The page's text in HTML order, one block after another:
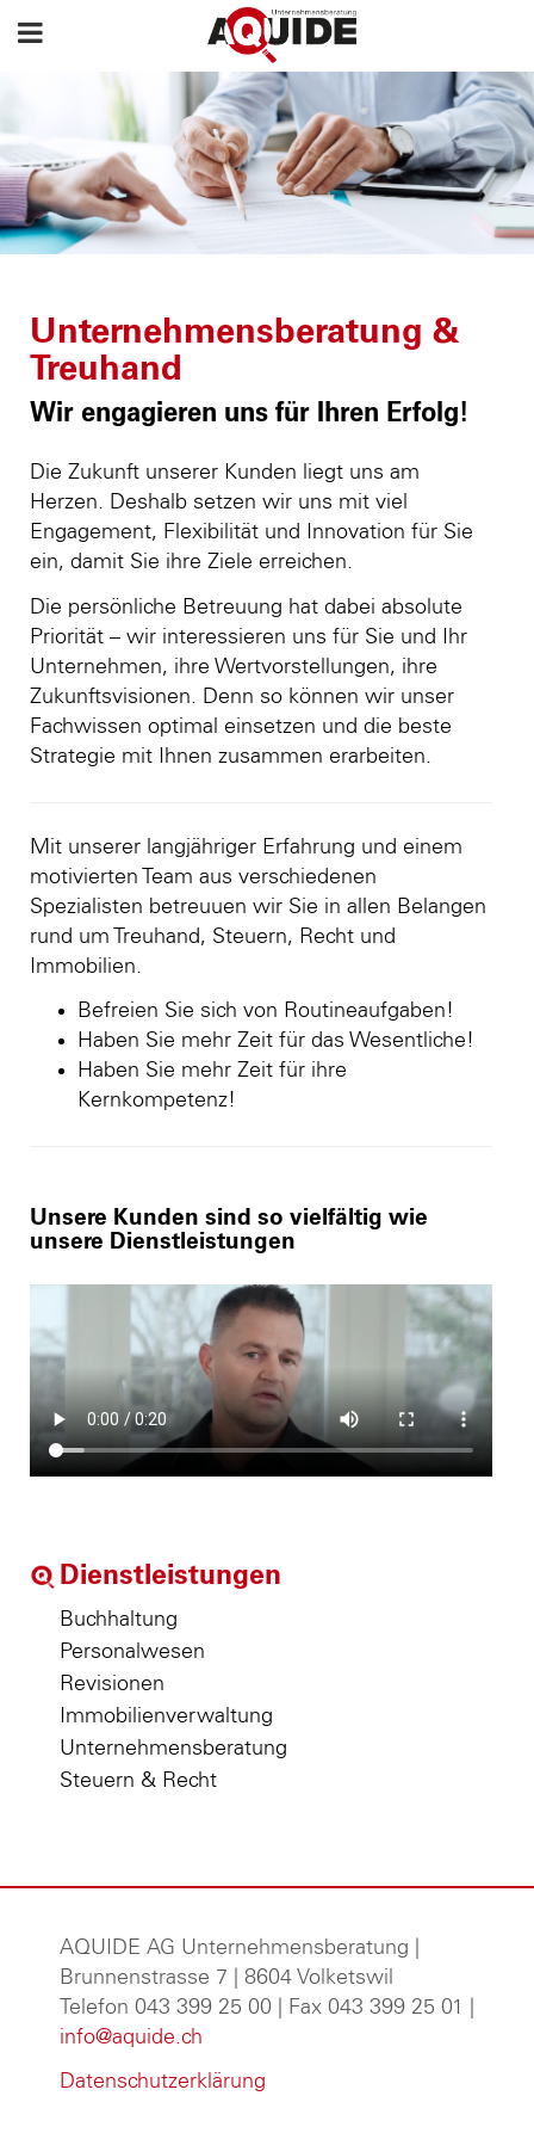
Unternehmensberatung &
Treuhand
Wir engagieren uns für Ihren Erfolg!
Die Zukunft unserer Kunden liegt uns am
Herzen. Deshalb setzen wir uns mit viel
Engagement, Flexibilität und Innovation für Sie
ein, damit Sie ihre Ziele erreichen.
Die persönliche Betreuung hat dabei absolute
Priorität – wir interessieren uns für Sie und Ihr
Unternehmen, ihre Wertvorstellungen, ihre
Zukunftsvisionen. Denn so können wir unser
Fachwissen optimal einsetzen und die beste
Strategie mit Ihnen zusammen erarbeiten.
Mit unserer langjähriger Erfahrung und einem
motivierten Team aus verschiedenen
Spezialisten betreuuen wir Sie in allen Belangen
rund um Treuhand, Steuern, Recht und
Immobilien.
Befreien Sie sich von Routineaufgaben!
Haben Sie mehr Zeit für das Wesentliche!
Haben Sie mehr Zeit für ihre
Kernkompetenz!
Unsere Kunden sind so vielfältig wie
unsere Dienstleistungen
Dienstleistungen
Buchhaltung
Personalwesen
Revisionen
Immobilienverwaltung
Unternehmensberatung
Steuern & Recht
AQUIDE AG Unternehmensberatung
Brunnenstrasse 7 | 8604 Volketswil
Telefon 043 399 25 00 | Fax 043 399 25 01 |
info@aquide.ch
Datenschutzerklärung